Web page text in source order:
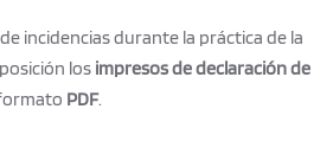
incidencias durante la práctica de la
los impresos de declaración de
PDF.